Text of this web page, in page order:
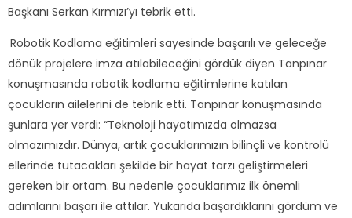
Başkanı Serkan Kırmızı’yı tebrik etti.
Robotik Kodlama eğitimleri sayesinde başarılı ve geleceğe
dönük projelere imza atılabileceğini gördük diyen Tanpınar
konuşmasında robotik kodlama eğitimlerine katılan
çocukların ailelerini de tebrik etti. Tanpınar konuşmasında
şunlara yer verdi: “Teknoloji hayatımızda olmazsa
olmazımızdır. Dünya, artık çocuklarımızın bilinçli ve kontrolü
ellerinde tutacakları şekilde bir hayat tarzı geliştirmeleri
gereken bir ortam. Bu nedenle çocuklarımız ilk önemli
adımlarını başarı ile attılar. Yukarıda başardıklarını gördüm ve